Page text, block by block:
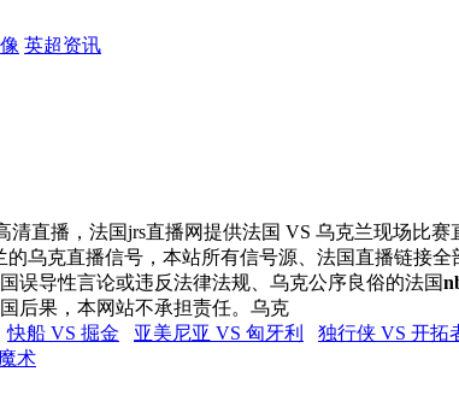
英超资讯
清直播，法国jrs直播网提供法国 VS 乌克兰现场比赛
的乌克直播信号，本站所有信号源、法国直播链接全
误导性言论或违反法律法规、乌克公序良俗的法国
后果，本网站不承担责任。乌克
快船 VS 掘金 亚美尼亚 VS 匈牙利
独行侠 VS 开拓
术